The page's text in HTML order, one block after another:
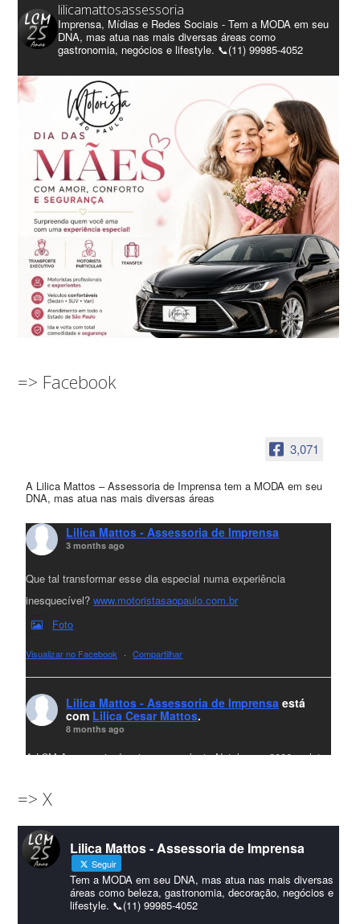
lilicamattosassessoria
Imprensa, Mídias e Redes Sociais - Tem a MODA em seu
DNA, mas atua nas mais diversas áreas como
gastronomia, negócios e lifestyle. 📞(11) 99985-4052
=> Facebook
3,071
A Lilica Mattos – Assessoria de Imprensa tem a MODA em seu
DNA, mas atua nas mais diversas áreas
Lilica Mattos - Assessoria de Imprensa
3 months ago
Que tal transformar esse dia especial numa experiência
inesquecível?www.motoristasaopaulo.com.br
Foto
Visualizar no Facebook · Compartilhar
Lilica Mattos - Assessoria de Imprensa está
com Lilica Cesar Mattos.
8 months ago
A LCM Assessoria deseja um excelente Natal e um 2026 repleto
amigos que sempre nos acompanham!🎄✨🥂❤️
#lcmassessoriassessoria#natal #merrychristmas #felizanonovo
#HappyNewYear
Foto
Visualizar no Facebook · Compartilhar
=> X
Lilica Mattos - Assessoria de Imprensa
Seguir
Tem a MODA em seu DNA, mas atua nas mais diversas
áreas como beleza, gastronomia, decoração, negócios e
lifestyle. 📞(11) 99985-4052